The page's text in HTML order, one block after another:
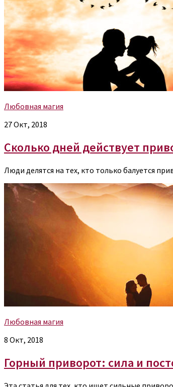
Любовная магия
27 Окт, 2018
Сколько дней действует
Люди делятся на тех, кто только балуется
Любовная магия
8 Окт, 2018
Горный приворот: сила и